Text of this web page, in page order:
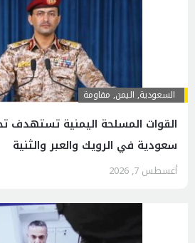
السعودية, اليمن, مقاومة
القوات المسلحة اليمنية تستهدف
سعودية في الرويك والعبر والثنية
أغسطس 7, 2026